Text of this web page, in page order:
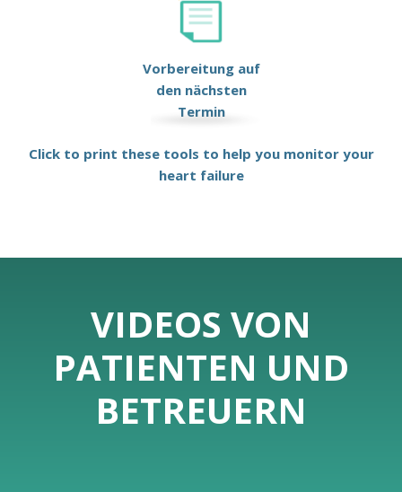
Vorbereitung auf
den nächsten
Termin
Click to print these tools to help you monitor your
heart failure
VIDEOS VON
PATIENTEN UND
BETREUERN